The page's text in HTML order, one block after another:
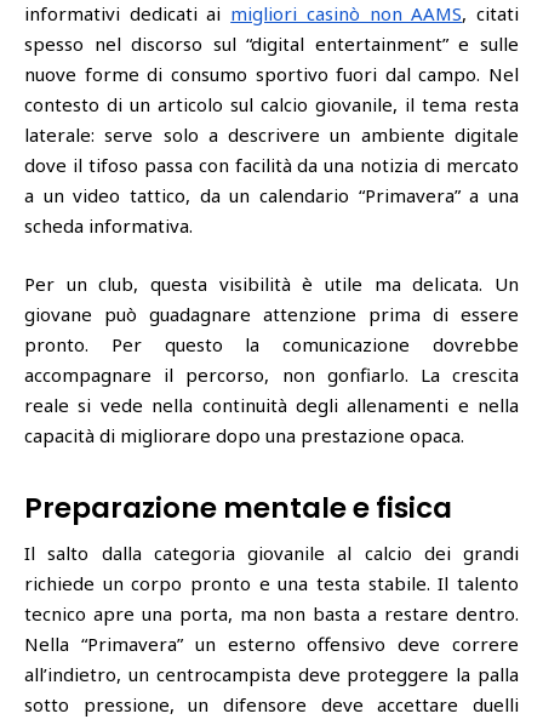
informativi dedicati ai migliori casinò non AAMS, citati
spesso nel discorso sul “digital entertainment” e sulle
nuove forme di consumo sportivo fuori dal campo. Nel
contesto di un articolo sul calcio giovanile, il tema resta
laterale: serve solo a descrivere un ambiente digitale
dove il tifoso passa con facilità da una notizia di mercato
a un video tattico, da un calendario “Primavera” a una
scheda informativa.
Per un club, questa visibilità è utile ma delicata. Un
giovane può guadagnare attenzione prima di essere
pronto. Per questo la comunicazione dovrebbe
accompagnare il percorso, non gonfiarlo. La crescita
reale si vede nella continuità degli allenamenti e nella
capacità di migliorare dopo una prestazione opaca.
Preparazione mentale e fisica
Il salto dalla categoria giovanile al calcio dei grandi
richiede un corpo pronto e una testa stabile. Il talento
tecnico apre una porta, ma non basta a restare dentro.
Nella “Primavera” un esterno offensivo deve correre
all’indietro, un centrocampista deve proteggere la palla
sotto pressione, un difensore deve accettare duelli